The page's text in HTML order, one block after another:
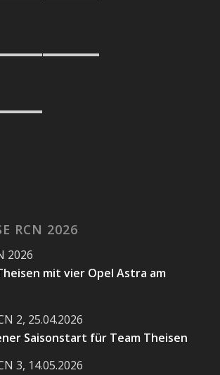
RCN 2026
2026
mit vier Opel Astra am
2, 25.04.2026
Saisonstart für Team Theisen
3, 14.05.2026